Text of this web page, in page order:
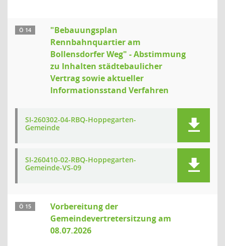
Ö 14
"Bebauungsplan
Rennbahnquartier am
Bollensdorfer Weg" - Abstimmung
zu Inhalten städtebaulicher
Vertrag sowie aktueller
Informationsstand Verfahren
SI-260302-04-RBQ-Hoppegarten-
Gemeinde
SI-260410-02-RBQ-Hoppegarten-
Gemeinde-VS-09
Ö 15
Vorbereitung der
Gemeindevertretersitzung am
08.07.2026